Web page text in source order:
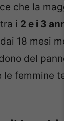
che la
i 2 e i 3 anni
18 mesi
del
femmine